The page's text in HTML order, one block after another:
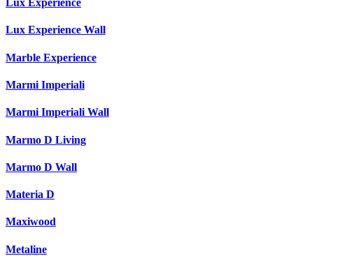
Lux Experience
Lux Experience Wall
Marble Experience
Marmi Imperiali
Marmi Imperiali Wall
Marmo D Living
Marmo D Wall
Materia D
Maxiwood
Metaline